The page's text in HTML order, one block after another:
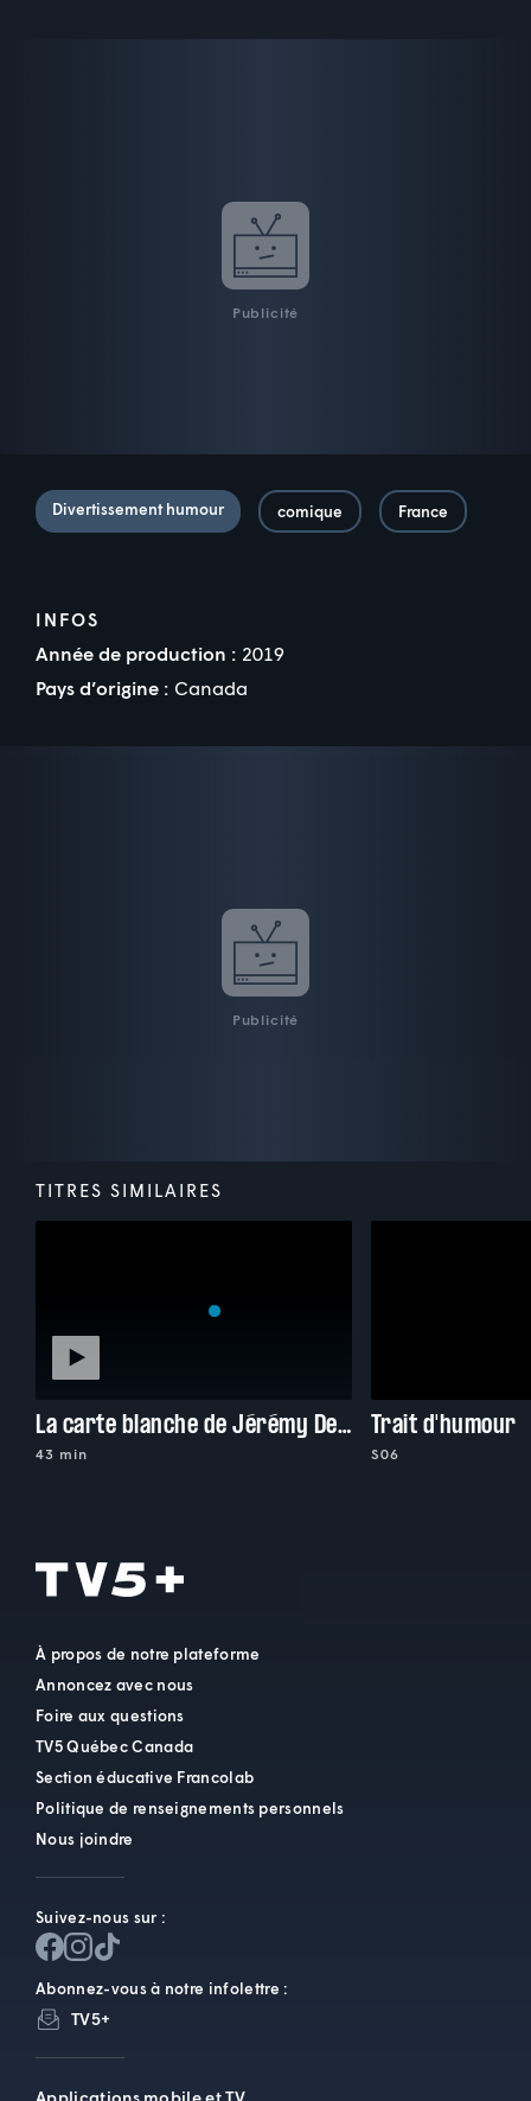
Publicité
Divertissement humour comique France
INFOS
Année de production : 2019
Pays d’origine : Canada
Publicité
TITRES SIMILAIRES
La carte blanche de Jérémy Demay
43 min
Trait d'humour
S06
À propos de notre plateforme
Annoncez avec nous
Foire aux questions
TV5 Québec Canada
Section éducative Francolab
Politique de renseignements personnels
Nous joindre
Suivez-nous sur :
Abonnez-vous à notre infolettre :
TV5+
Applications mobile et TV